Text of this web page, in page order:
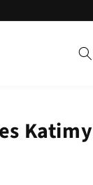
Katimy